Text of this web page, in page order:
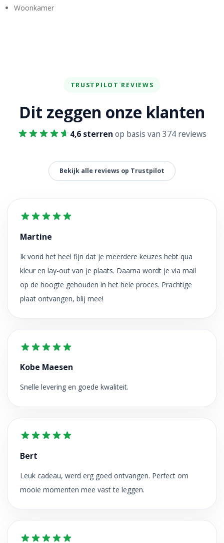
Woonkamer
TRUSTPILOT REVIEWS
Dit zeggen onze klanten
4,6 sterren op basis van 374 reviews
Bekijk alle reviews op Trustpilot
Martine
Ik vond het heel fijn dat je meerdere keuzes hebt qua
kleur en lay-out van je plaats. Daarna wordt je via mail
op de hoogte gehouden in het hele proces. Prachtige
plaat ontvangen, blij mee!
Kobe Maesen
Snelle levering en goede kwaliteit.
Bert
Leuk cadeau, werd erg goed ontvangen. Perfect om
mooie momenten mee vast te leggen.